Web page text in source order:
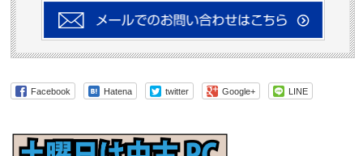
Facebook Hatena twitter Google+ LINE